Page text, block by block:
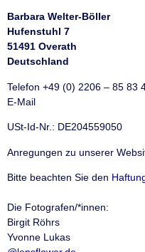
Barbara Welter-Böller
Hufenstuhl 7
51491 Overath
Deutschland
Telefon +49 (0) 2206 – 85 83
E-Mail
USt-Id-Nr.: DE204559050
Anregungen zu unserer
Bitte beachten Sie den
Die Fotografen/*innen:
Birgit Röhrs
Yvonne Lukas